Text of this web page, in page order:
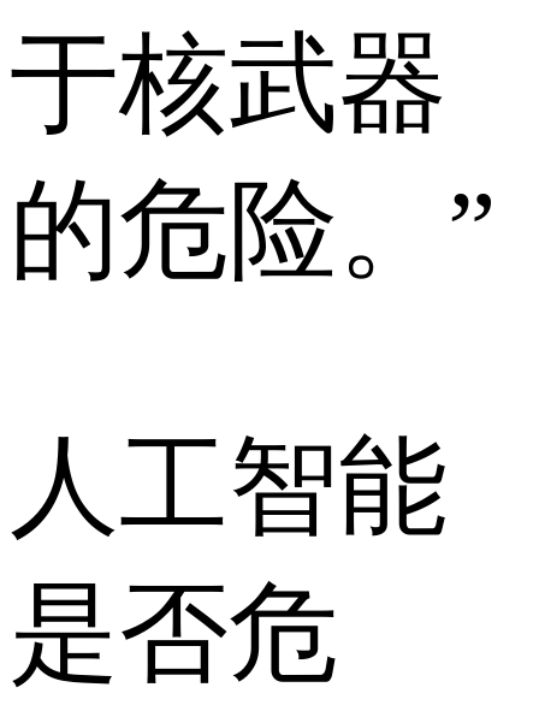
于核武器
的危险。”
人工智能
是否危